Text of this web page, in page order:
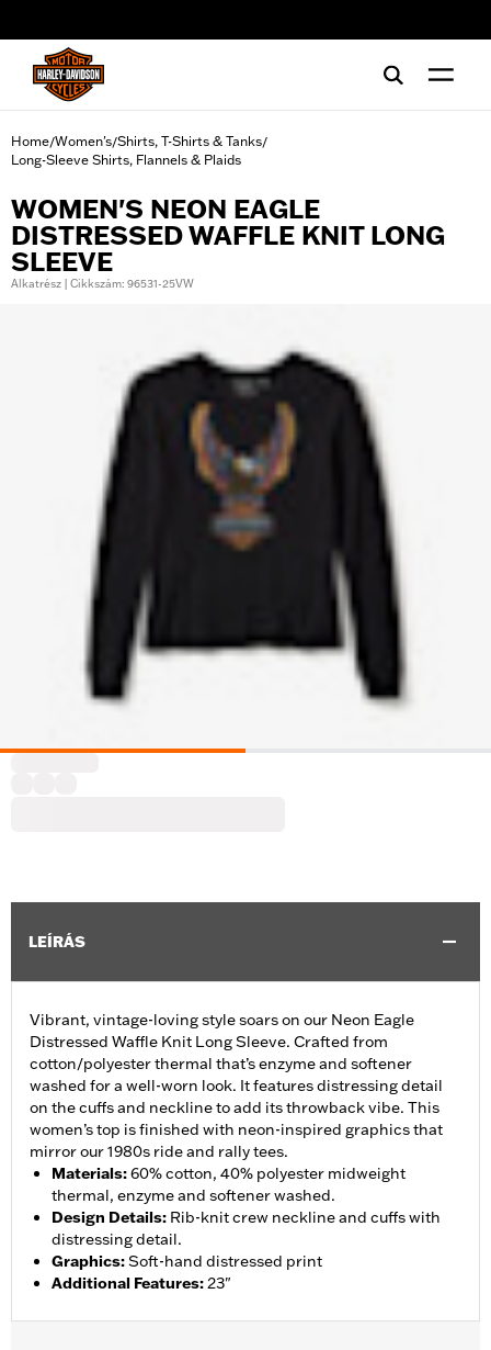
Home/Women's/Shirts, T-Shirts & Tanks/
Long-Sleeve Shirts, Flannels & Plaids
WOMEN'S NEON EAGLE
DISTRESSED WAFFLE KNIT LONG
SLEEVE
Alkatrész | Cikkszám: 96531-25VW
LEÍRÁS
Vibrant, vintage-loving style soars on our Neon Eagle
Distressed Waffle Knit Long Sleeve. Crafted from
cotton/polyester thermal that’s enzyme and softener
washed for a well-worn look. It features distressing detail
on the cuffs and neckline to add its throwback vibe. This
women’s top is finished with neon-inspired graphics that
mirror our 1980s ride and rally tees.
Materials:60% cotton, 40% polyester midweight
thermal, enzyme and softener washed.
Design Details: Rib-knit crew neckline and cuffs with
distressing detail.
Graphics:Soft-hand distressed print
Additional Features:23"